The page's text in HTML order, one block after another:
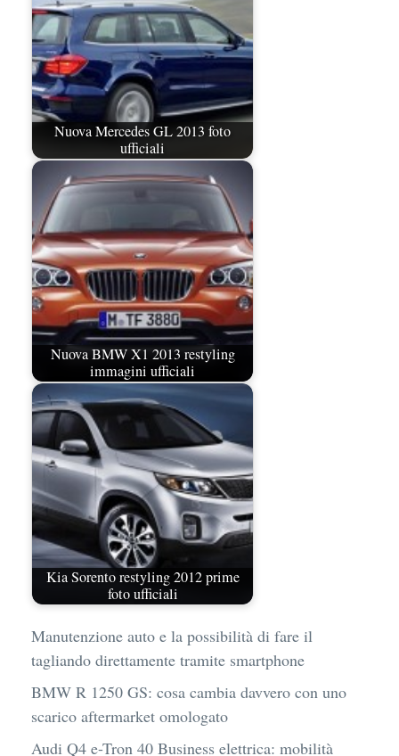
Nuova Mercedes GL 2013 foto
ufficiali
Nuova BMW X1 2013 restyling
immagini ufficiali
Kia Sorento restyling 2012 prime
foto ufficiali
Manutenzione auto e la possibilità di fare il
tagliando direttamente tramite smartphone
BMW R 1250 GS: cosa cambia davvero con uno
scarico aftermarket omologato
Audi Q4 e-Tron 40 Business elettrica: mobilità